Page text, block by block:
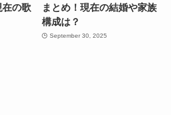
在の歌
まとめ！現在の結婚や家族
構成は？
September 30, 2025